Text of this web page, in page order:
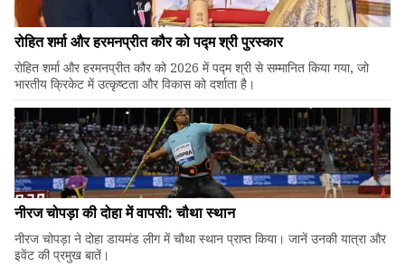
रोहित शर्मा और हरमनप्रीत कौर को पद्म श्री पुरस्कार
रोहित शर्मा और हरमनप्रीत कौर को 2026 में पद्म श्री से सम्मानित किया गया, जो
भारतीय क्रिकेट में उत्कृष्टता और विकास को दर्शाता है।
नीरज चोपड़ा की दोहा में वापसी: चौथा स्थान
नीरज चोपड़ा ने दोहा डायमंड लीग में चौथा स्थान प्राप्त किया। जानें उनकी यात्रा और
इवेंट की प्रमुख बातें।